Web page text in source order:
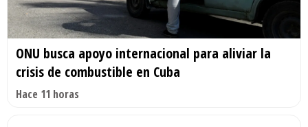
ONU busca apoyo internacional para aliviar la
crisis de combustible en Cuba
Hace 11 horas